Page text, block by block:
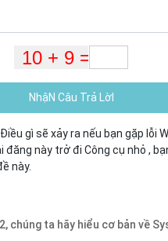
NhậN Câu Trả LờI
gì sẽ xảy ra nếu bạn gặp lỗi
đăng này trở đi Công cụ nhỏ ,
này.
chúng ta hãy hiểu cơ bản về